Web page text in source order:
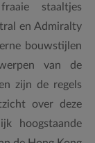
staaltjes
en Admiralty
bouwstijlen
van de
zijn de regels
over deze
hoogstaande